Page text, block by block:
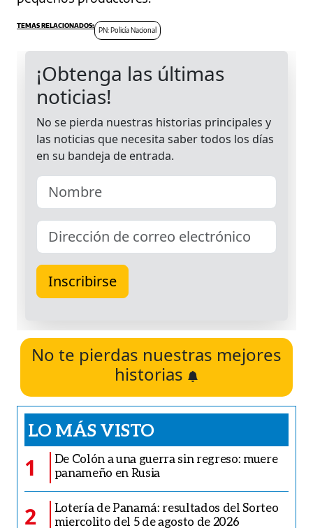
PN: Policía Nacional
No te pierdas nuestras mejores
historias
LO MÁS VISTO
1
De Colón a una guerra sin regreso: muere
panameño en Rusia
2
Lotería de Panamá: resultados del Sorteo
miercolito del 5 de agosto de 2026